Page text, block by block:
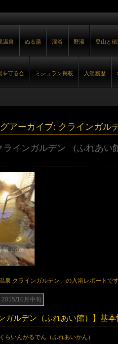
温泉 ぬる湯 混浴 野湯 登山と秘
を守る会 ミシュラン掲載 入湯履歴
アーカイブ: クラインガル
ラインガルデン （ふれあい
泉 クラインガルテン」の入浴レポートです
2015/10月中旬
ガルデン（ふれあい館）】基本
いんがるでん（ふれあいかん）